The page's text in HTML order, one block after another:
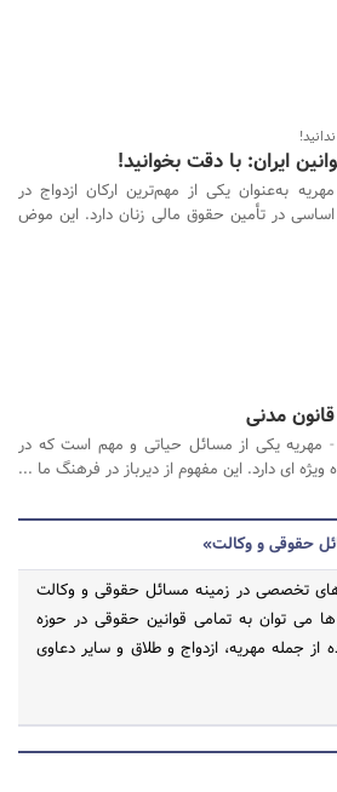
ایران: با دقت بخوانید!
مهریه به‌عنوان یکی از مهم‌ترین ارکان ازدواج در
در تأمین حقوق مالی زنان دارد. این موض
مدنی
مهریه یکی از مسائل حیاتی و مهم است که در
ای دارد. این مفهوم از دیرباز در فرهنگ ما ...
حقوقی و وکالت»
تخصصی در زمینه مسائل حقوقی و وکالت
می توان به تمامی قوانین حقوقی در حوزه
از جمله مهریه، ازدواج و طلاق و سایر دعاوی